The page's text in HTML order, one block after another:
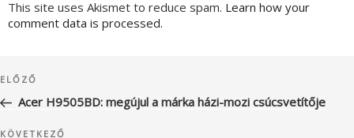
This site uses Akismet to reduce spam. Learn how your
comment data is processed.
navigáció
Korábbi
bejegyzés
ELŐZŐ
Acer H9505BD: megújul a márka házi-mozi csúcsvetítője
Következő
KÖVETKEZŐ